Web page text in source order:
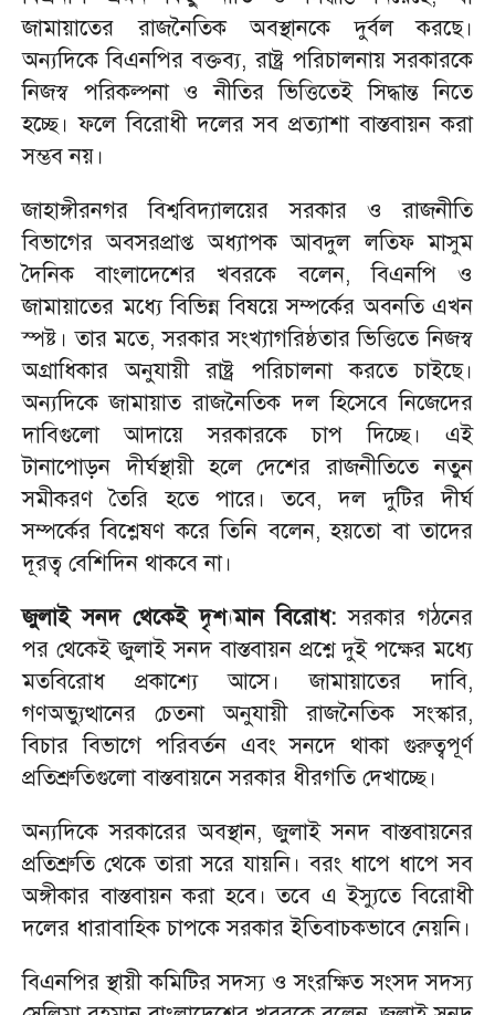
জামায়াতের রাজনৈতিক অবস্থানকে দুর্বল করছে।
অন্যদিকে বিএনপির বক্তব্য, রাষ্ট্র পরিচালনায় সরকারকে
নিজস্ব পরিকল্পনা ও নীতির ভিত্তিতেই সিদ্ধান্ত নিতে
হচ্ছে। ফলে বিরোধী দলের সব প্রত্যাশা বাস্তবায়ন করা
সম্ভব নয়।
জাহাঙ্গীরনগর বিশ্ববিদ্যালয়ের সরকার ও রাজনীতি
বিভাগের অবসরপ্রাপ্ত অধ্যাপক আবদুল লতিফ মাসুম
দৈনিক বাংলাদেশের খবরকে বলেন, বিএনপি ও
জামায়াতের মধ্যে বিভিন্ন বিষয়ে সম্পর্কের অবনতি এখন
স্পষ্ট। তার মতে, সরকার সংখ্যাগরিষ্ঠতার ভিত্তিতে নিজস্ব
অগ্রাধিকার অনুযায়ী রাষ্ট্র পরিচালনা করতে চাইছে।
অন্যদিকে জামায়াত রাজনৈতিক দল হিসেবে নিজেদের
দাবিগুলো আদায়ে সরকারকে চাপ দিচ্ছে। এই
টানাপোড়ন দীর্ঘস্থায়ী হলে দেশের রাজনীতিতে নতুন
সমীকরণ তৈরি হতে পারে। তবে, দল দুটির দীর্ঘ
সম্পর্কের বিশ্লেষণ করে তিনি বলেন, হয়তো বা তাদের
দূরত্ব বেশিদিন থাকবে না।
জুলাই সনদ থেকেই দৃশ্যমান বিরোধ: সরকার গঠনের
পর থেকেই জুলাই সনদ বাস্তবায়ন প্রশ্নে দুই পক্ষের মধ্যে
মতবিরোধ প্রকাশ্যে আসে। জামায়াতের দাবি,
গণঅভ্যুত্থানের চেতনা অনুযায়ী রাজনৈতিক সংস্কার,
বিচার বিভাগে পরিবর্তন এবং সনদে থাকা গুরুত্বপূর্ণ
প্রতিশ্রুতিগুলো বাস্তবায়নে সরকার ধীরগতি দেখাচ্ছে।
অন্যদিকে সরকারের অবস্থান, জুলাই সনদ বাস্তবায়নের
প্রতিশ্রুতি থেকে তারা সরে যায়নি। বরং ধাপে ধাপে সব
অঙ্গীকার বাস্তবায়ন করা হবে। তবে এ ইস্যুতে বিরোধী
দলের ধারাবাহিক চাপকে সরকার ইতিবাচকভাবে নেয়নি।
বিএনপির স্থায়ী কমিটির সদস্য ও সংরক্ষিত সংসদ সদস্য